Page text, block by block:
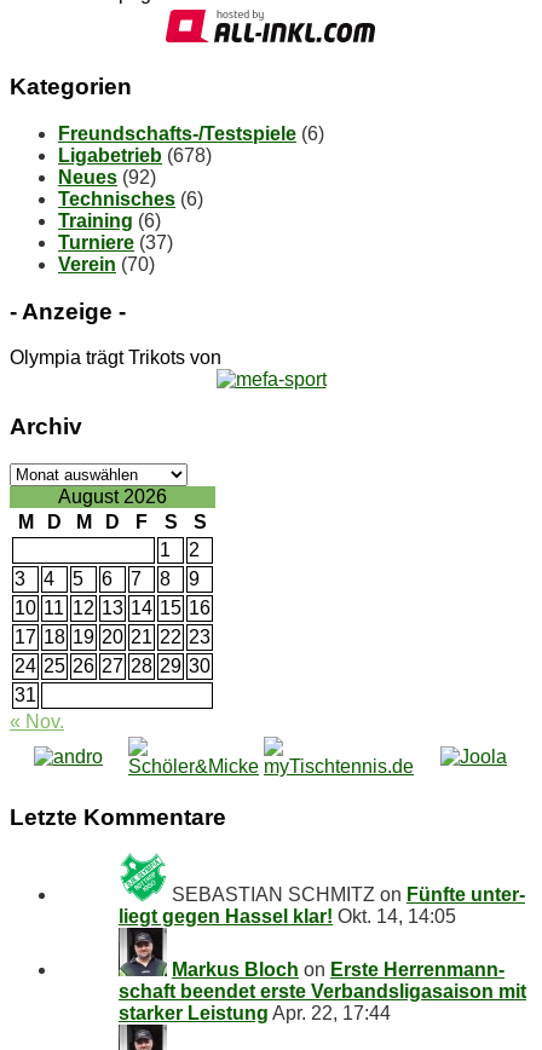
Ka­te­go­rien
Freundschafts-/Testspiele (6)
Ligabetrieb (678)
Neues (92)
Technisches (6)
Training (6)
Turniere (37)
Verein (70)
- An­zei­ge -
Olympia trägt Trikots von
Ar­chiv
Ar­
August 2026
M
D M D F S
S
1
2
3
4 5 6 7 8
9
10 11 12 13 14 15 16
17 18 19 20 21 22 23
24 25 26 27 28 29 30
31
« Nov.
Letz­te Kommentare
SEBASTIAN SCHMITZ on Fünf­te un­ter­
liegt ge­gen Has­sel klar! Okt. 14, 14:05
Markus Bloch on Ers­te Her­ren­mann­
schaft be­en­det ers­te Ver­bands­li­ga­sai­son mit
star­ker Leistung Apr. 22, 17:44